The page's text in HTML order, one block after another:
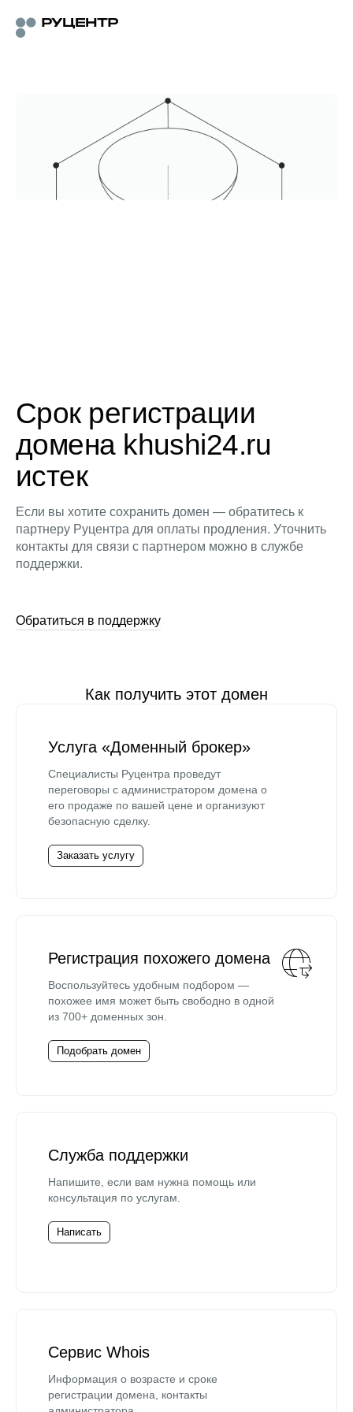
Срок регистрации
домена khushi24.ru
истек
Если вы хотите сохранить домен — обратитесь к
партнеру Руцентра для оплаты продления. Уточнить
контакты для связи с партнером можно в службе
поддержки.
Обратиться в поддержку
Как получить этот домен
Услуга «Доменный брокер»
Специалисты Руцентра проведут
переговоры с администратором домена о
его продаже по вашей цене и организуют
безопасную сделку.
Заказать услугу
Регистрация похожего домена
Воспользуйтесь удобным подбором —
похожее имя может быть свободно в одной
из 700+ доменных зон.
Подобрать домен
Служба поддержки
Напишите, если вам нужна помощь или
консультация по услугам.
Написать
Сервис Whois
Информация о возрасте и сроке
регистрации домена, контакты